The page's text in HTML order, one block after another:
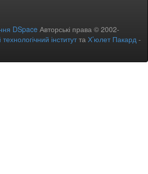
DSpace Авторські права © 2002-
інститутта Х’юлет Пакард -